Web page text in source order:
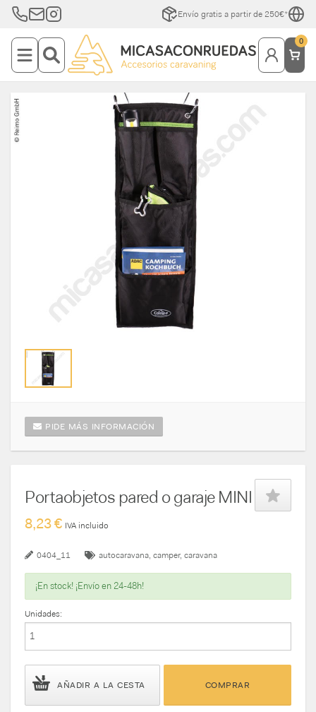
Envío gratis a partir de 250€*
0
PIDE MÁS INFORMACIÓN
Portaobjetos pared o garaje MINI
8,23 € IVA incluido
0404_11 autocaravana camper caravana
¡En stock! ¡Envío en 24-48h!
Unidades:
AÑADIR A LA CESTA COMPRAR